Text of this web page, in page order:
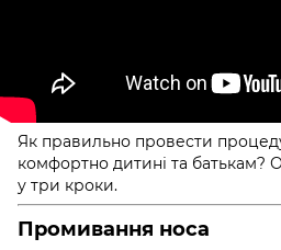
Як правильно провести
комфортно дитині та батькам?
у три кроки.
Промивання носа